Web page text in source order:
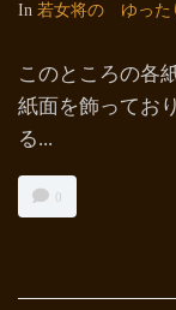
In 若女将の ゆった
このところの各
紙面を飾ってお
る...
0